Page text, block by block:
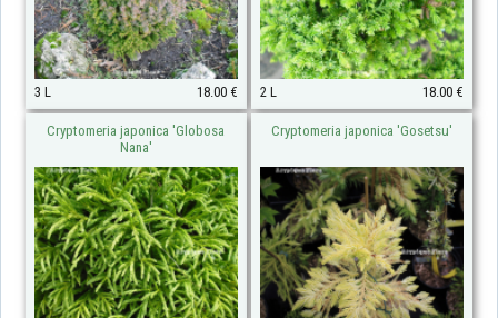
3 L 18.00 € 2 L 18.00 €
Cryptomeria japonica 'Globosa
Nana'
Cryptomeria japonica 'Gosetsu'